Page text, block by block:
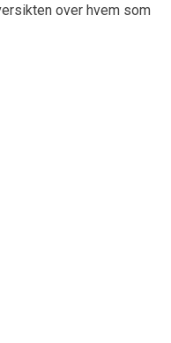
over hvem som